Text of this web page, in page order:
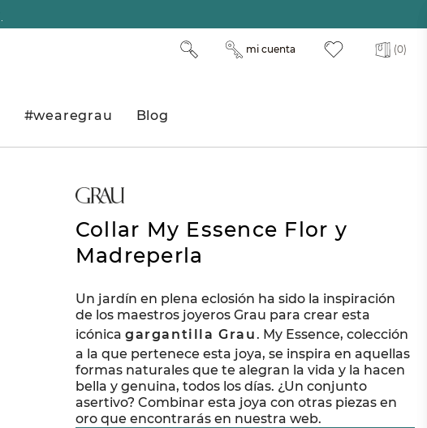
(0)
mi cuenta
#wearegrau Blog
Collar My Essence Flor y
Madreperla
Un jardín en plena eclosión ha sido la inspiración
de los maestros joyeros Grau para crear esta
icónica gargantilla Grau. My Essence, colección
a la que pertenece esta joya, se inspira en aquellas
formas naturales que te alegran la vida y la hacen
bella y genuina, todos los días. ¿Un conjunto
asertivo? Combinar esta joya con otras piezas en
oro que encontrarás en nuestra web.